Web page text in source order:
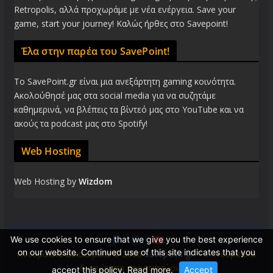
Retropolis, αλλά προχωράμε με νέα ενέργεια. Save your
game, start your journey! Καλώς ήρθες στο Savepoint!
Έλα στην παρέα του SavePoint!
Το SavePoint.gr είναι μια ανεξάρτητη gaming κοινότητα.
Ακολούθησέ μας στα social media για να συζητάμε
καθημερινά, να βλέπεις τα βίντεό μας στο YouTube και να
ακούς τα podcast μας στο Spotify!
Web Hosting
Web Hosting by Wizdom
Πνευματικά Δικαιώματα © 2026Savepoint.gr. Τα πνευματικά
δικαιώματα προστατεύονται.
We use cookies to ensure that we give you the best experience
on our website. Continued use of this site indicates that you
accept this policy.Read more. Accept